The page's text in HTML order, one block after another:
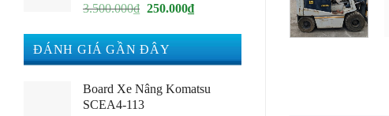
3.500.000₫ Giá
là:
3.500.000₫.
250.000₫Giá
ĐÁNH GIÁ GẦN ĐÂY
Board Xe Nâng Komatsu
SCEA4-113